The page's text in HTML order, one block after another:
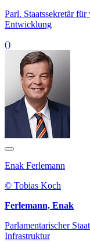
Parl. Staatssekretär
Entwicklung
()
Enak Ferlemann
© Tobias Koch
Ferlemann, Enak
Parlamentarischer
Infrastruktur